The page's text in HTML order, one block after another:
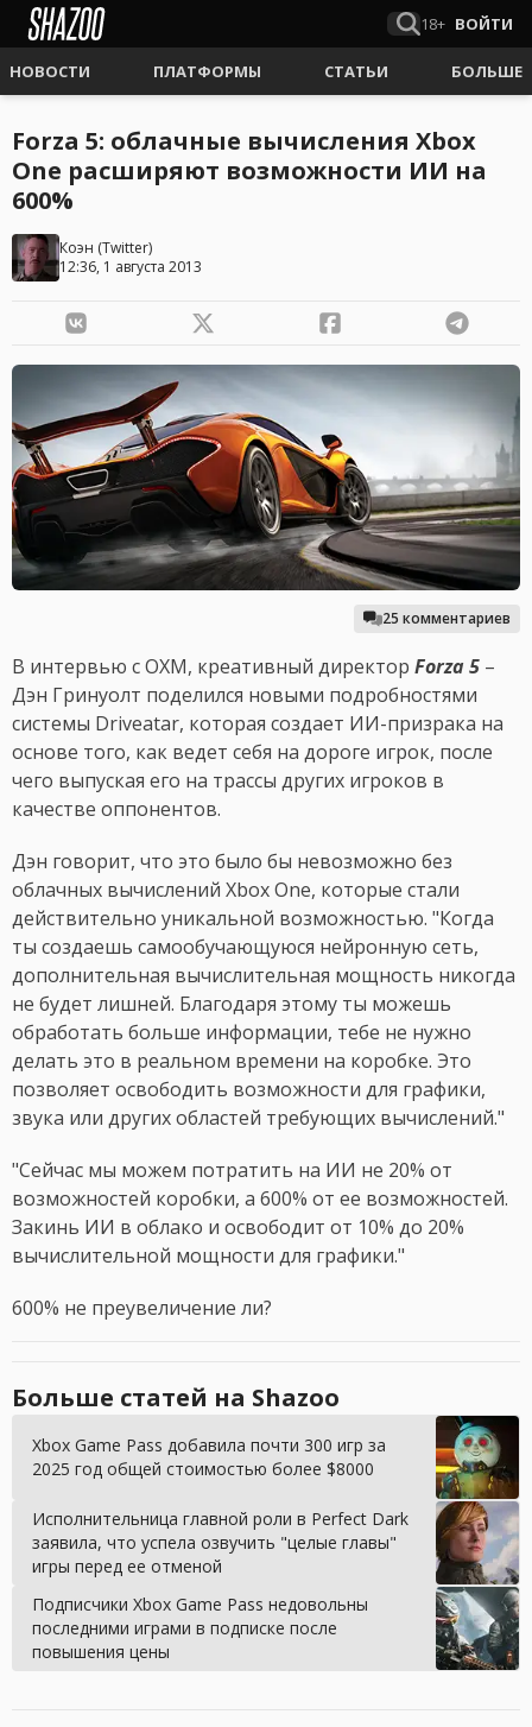
18+ ВОЙТИ
НОВОСТИ ПЛАТФОРМЫ СТАТЬИ БОЛЬШЕ
Forza 5: облачные вычисления Xbox
One расширяют возможности ИИ на
600%
Коэн (Twitter)
12:36, 1 августа 2013
25 комментариев
В интервью с OXM, креативный директор Forza 5 –
Дэн Гринуолт поделился новыми подробностями
системы Driveatar, которая создает ИИ-призрака на
основе того, как ведет себя на дороге игрок, после
чего выпуская его на трассы других игроков в
качестве оппонентов.
Дэн говорит, что это было бы невозможно без
облачных вычислений Xbox One, которые стали
действительно уникальной возможностью. "Когда
ты создаешь самообучающуюся нейронную сеть,
дополнительная вычислительная мощность никогда
не будет лишней. Благодаря этому ты можешь
обработать больше информации, тебе не нужно
делать это в реальном времени на коробке. Это
позволяет освободить возможности для графики,
звука или других областей требующих вычислений."
"Сейчас мы можем потратить на ИИ не 20% от
возможностей коробки, а 600% от ее возможностей.
Закинь ИИ в облако и освободит от 10% до 20%
вычислительной мощности для графики."
600% не преувеличение ли?
Больше статей на Shazoo
Xbox Game Pass добавила почти 300 игр за
2025 год общей стоимостью более $8000
Исполнительница главной роли в Perfect Dark
заявила, что успела озвучить "целые главы"
игры перед ее отменой
Подписчики Xbox Game Pass недовольны
последними играми в подписке после
повышения цены